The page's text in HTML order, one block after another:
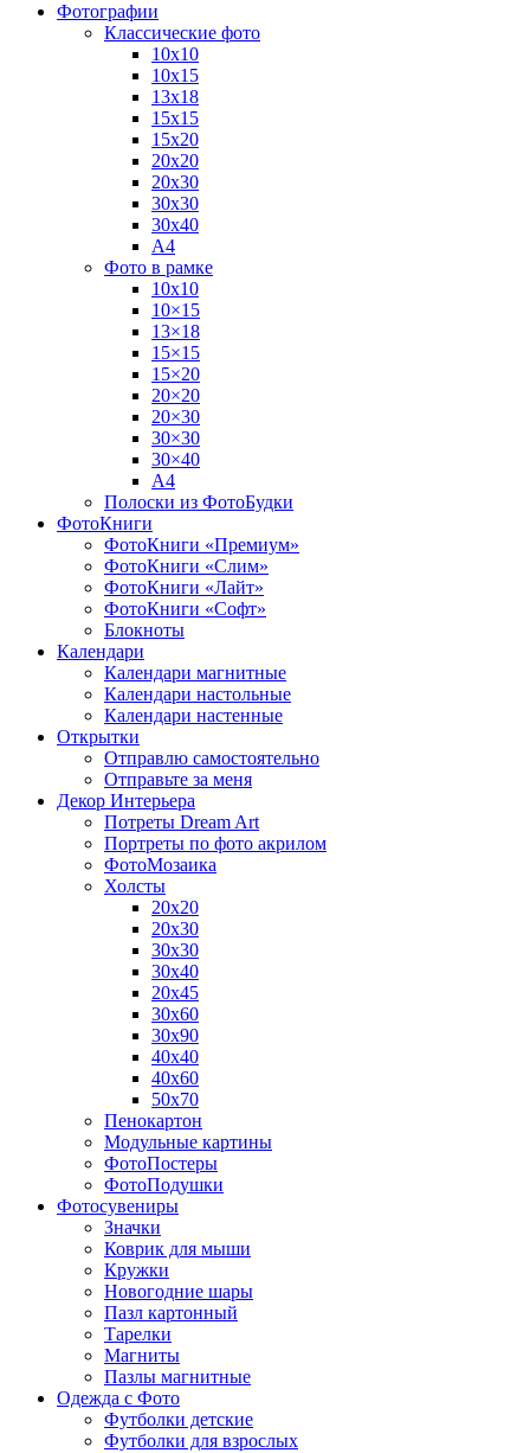
Фотографии
Классические фото
10х10
10х15
13х18
15х15
15х20
20х20
20х30
30х30
30х40
А4
Фото в рамке
10х10
10×15
13×18
15×15
15×20
20×20
20×30
30×30
30×40
A4
Полоски из ФотоБудки
ФотоКниги
ФотоКниги «Премиум»
ФотоКниги «Слим»
ФотоКниги «Лайт»
ФотоКниги «Софт»
Блокноты
Календари
Календари магнитные
Календари настольные
Календари настенные
Открытки
Отправлю самостоятельно
Отправьте за меня
Декор Интерьера
Потреты Dream Art
Портреты по фото акрилом
ФотоМозаика
Холсты
20х20
20х30
30х30
30х40
20х45
30х60
30х90
40х40
40х60
50х70
Пенокартон
Модульные картины
ФотоПостеры
ФотоПодушки
Фотоcувениры
Значки
Коврик для мыши
Кружки
Новогодние шары
Пазл картонный
Тарелки
Магниты
Пазлы магнитные
Одежда с Фото
Футболки детские
Футболки для взрослых